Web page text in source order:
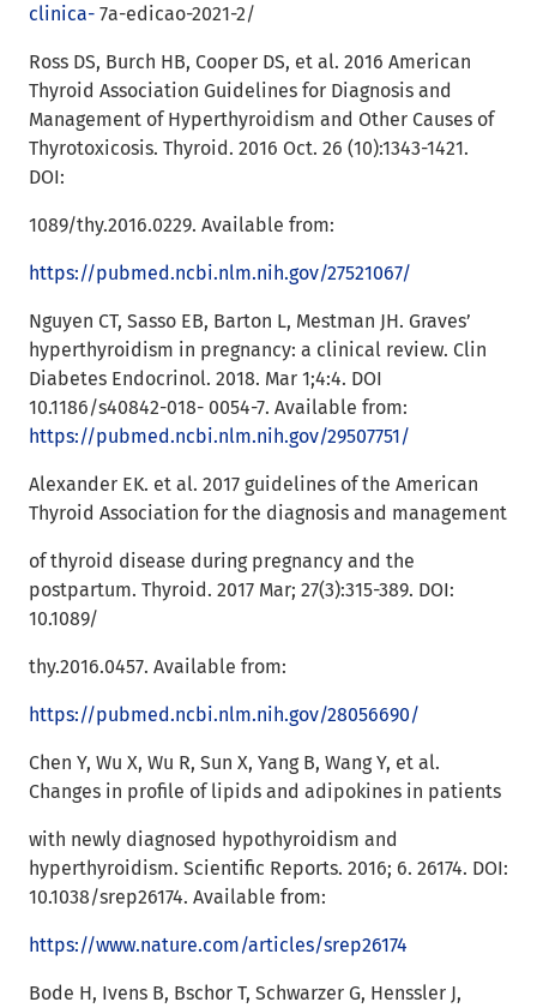
clinica- 7a-edicao-2021-2/
Ross DS, Burch HB, Cooper DS, et al. 2016 American
Thyroid Association Guidelines for Diagnosis and
Management of Hyperthyroidism and Other Causes of
Thyrotoxicosis. Thyroid. 2016 Oct. 26 (10):1343-1421.
DOI:
1089/thy.2016.0229. Available from:
https://pubmed.ncbi.nlm.nih.gov/27521067/
Nguyen CT, Sasso EB, Barton L, Mestman JH. Graves’
hyperthyroidism in pregnancy: a clinical review. Clin
Diabetes Endocrinol. 2018. Mar 1;4:4. DOI
10.1186/s40842-018- 0054-7. Available from:
https://pubmed.ncbi.nlm.nih.gov/29507751/
Alexander EK. et al. 2017 guidelines of the American
Thyroid Association for the diagnosis and management
of thyroid disease during pregnancy and the
postpartum. Thyroid. 2017 Mar; 27(3):315-389. DOI:
10.1089/
thy.2016.0457. Available from:
https://pubmed.ncbi.nlm.nih.gov/28056690/
Chen Y, Wu X, Wu R, Sun X, Yang B, Wang Y, et al.
Changes in profile of lipids and adipokines in patients
with newly diagnosed hypothyroidism and
hyperthyroidism. Scientific Reports. 2016; 6. 26174. DOI:
10.1038/srep26174. Available from:
https://www.nature.com/articles/srep26174
Bode H, Ivens B, Bschor T, Schwarzer G, Henssler J,